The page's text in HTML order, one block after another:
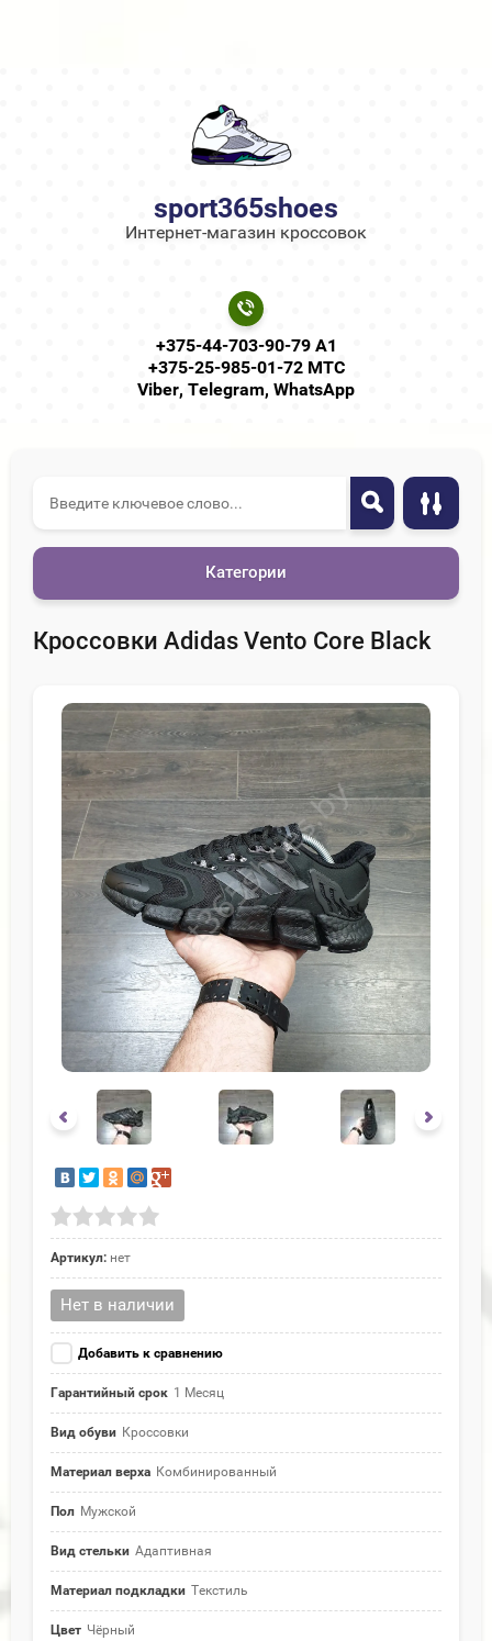
sport365shoes
Интернет-магазин кроссовок
+375-44-703-90-79 А1
+375-25-985-01-72 МТС
Viber, Telegram, WhatsApp
Категории
Кроссовки Adidas Vento Core Black
Артикул: нет
Нет в наличии
Добавить к сравнению
Гарантийный срок 1 Месяц
Вид обуви Кроссовки
Материал верха Комбинированный
Пол Мужской
Вид стельки Адаптивная
Материал подкладки Текстиль
Цвет Чёрный